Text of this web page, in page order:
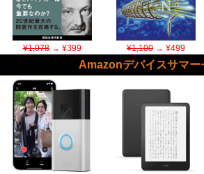
¥1,078→ ¥399 ¥1,100→ ¥499
Amazonデバイスサマー